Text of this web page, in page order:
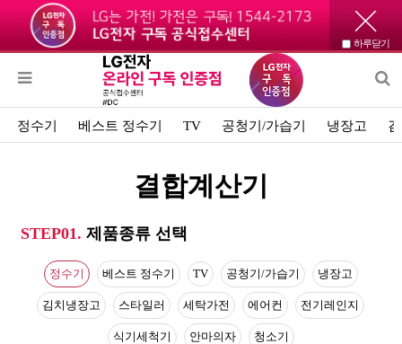
하루닫기
정수기 베스트 정수기 TV 공청기/가습기 냉장고
결합계산기
STEP01. 제품종류 선택
정수기 베스트 정수기 TV 공청기/가습기 냉장고
김치냉장고 스타일러 세탁가전 에어컨 전기레인지
식기세척기 안마의자 청소기